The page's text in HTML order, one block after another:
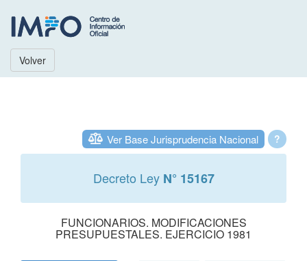
Volver
?
Ver Base Jurisprudencia Nacional
Decreto Ley N° 15167
FUNCIONARIOS. MODIFICACIONES
PRESUPUESTALES. EJERCICIO 1981